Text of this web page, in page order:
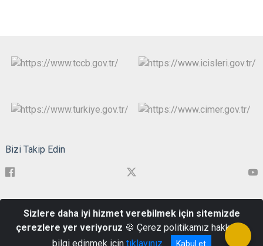
Bizi Takip Edin
Merkez/Çanakkale
0286 217 1999
Sizlere daha iyi hizmet verebilmek için sitemizde
çerezlere yer veriyoruz 🍪 Çerez politikamız hakkında
bilgi edinmek için tıklayınız Kabul et